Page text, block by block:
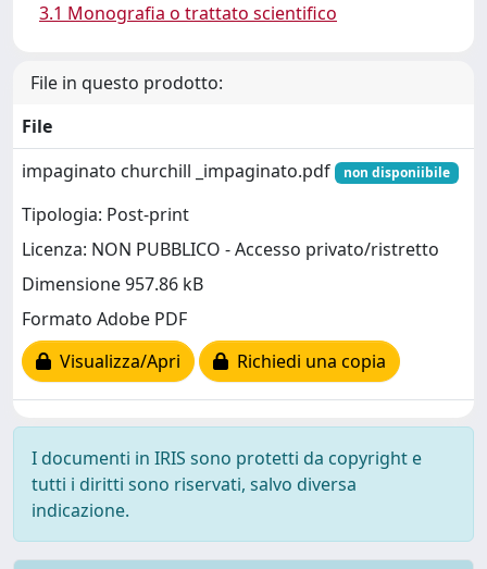
3.1 Monografia o trattato scientifico
File in questo prodotto:
File
impaginato churchill _impaginato.pdf
non disponiibile
Tipologia: Post-print
Licenza: NON PUBBLICO - Accesso privato/ristretto
Dimensione 957.86 kB
Formato Adobe PDF
Visualizza/Apri
Richiedi una copia
I documenti in IRIS sono protetti da copyright e
tutti i diritti sono riservati, salvo diversa
indicazione.